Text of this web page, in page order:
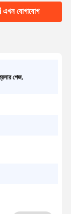
এখন যোগাযোগ
গেজ,